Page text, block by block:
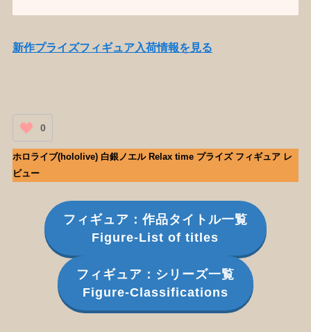
新作プライズフィギュア入荷情報を見る
0
ホロライブ(hololive) 白銀ノエル Relax time プライズ フィギュア レ
ビュー
フィギュア：作品タイトル一覧
Figure-List of titles
フィギュア：シリーズ一覧
Figure-Classifications